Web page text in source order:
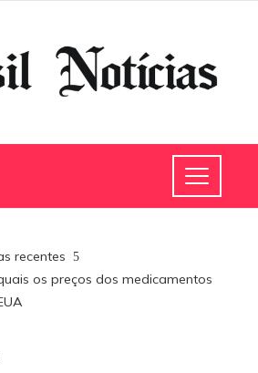
recentes
os preços dos medicamentos